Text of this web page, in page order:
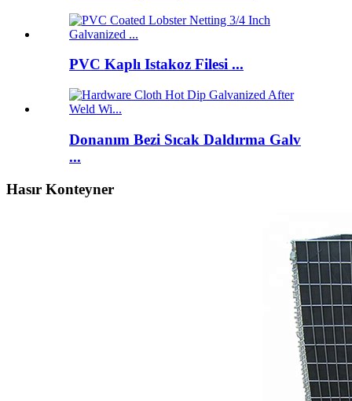
PVC Kaplı Istakoz Filesi ...
Donanım Bezi Sıcak Daldırma Galv
...
Hasır Konteyner